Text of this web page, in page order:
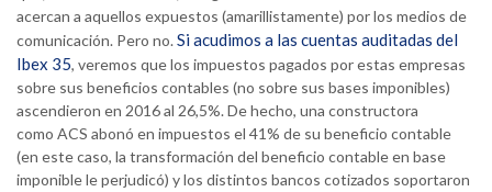
acercan a aquellos expuestos (amarillistamente) por los medios de
comunicación. Pero no.Si acudimos a las cuentas auditadas del
Ibex 35, veremos que los impuestos pagados por estas empresas
sobre sus beneficios contables (no sobre sus bases imponibles)
ascendieron en 2016 al 26,5%. De hecho, una constructora
como ACS abonó en impuestos el 41% de su beneficio contable
(en este caso, la transformación del beneficio contable en base
imponible le perjudicó) y los distintos bancos cotizados soportaron